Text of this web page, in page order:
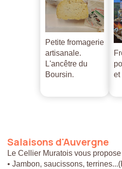
Petite fromagerie
artisanale.
L'ancêtre du
Boursin.
et
Salaisons d'Auvergne
Le Cellier Muratois vous
• Jambon, saucissons,